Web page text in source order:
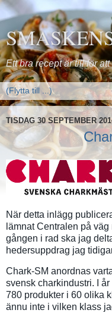
Ett bra recept är till för
TISDAG 30 SEPTEMBER
När detta inlägg
lämnat Centralen på
gången i rad ska jag
hedersuppdrag jag
Chark-SM anordnas
svensk charkindustri. I
780 produkter i 60 olika
ännu inte i vilken klass